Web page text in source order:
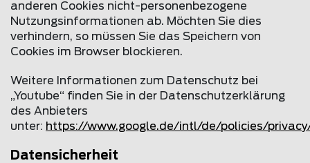
anderen Cookies nicht-personenbezogene
Nutzungsinformationen ab. Möchten Sie dies
verhindern, so müssen Sie das Speichern von
Cookies im Browser blockieren.
Weitere Informationen zum Datenschutz bei
„Youtube“ finden Sie in der Datenschutzerklärung
des Anbieters
unter: https://www.google.de/intl/de/policies/
Datensicherheit